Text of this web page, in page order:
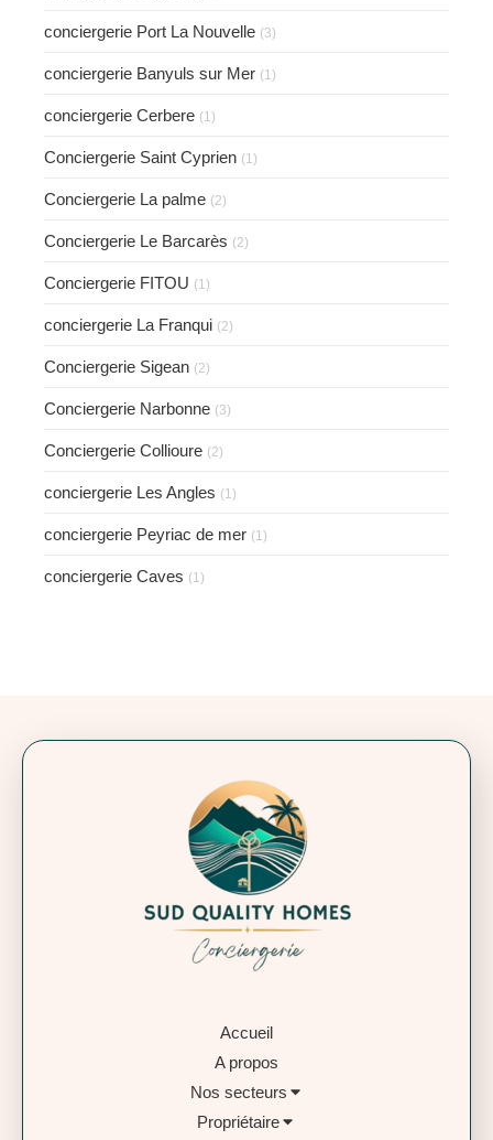
conciergerie Port La Nouvelle (3)
conciergerie Banyuls sur Mer (1)
conciergerie Cerbere (1)
Conciergerie Saint Cyprien (1)
Conciergerie La palme (2)
Conciergerie Le Barcarès (2)
Conciergerie FITOU (1)
conciergerie La Franqui (2)
Conciergerie Sigean (2)
Conciergerie Narbonne (3)
Conciergerie Collioure (2)
conciergerie Les Angles (1)
conciergerie Peyriac de mer (1)
conciergerie Caves (1)
Accueil
A propos
Nos secteurs
Propriétaire